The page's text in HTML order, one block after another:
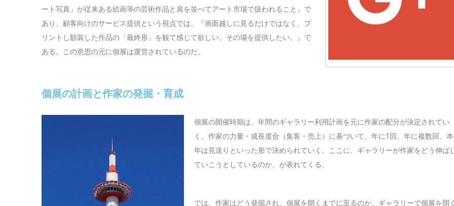
ート写真」が従来ある絵画等の芸術作品と肩を並べてアート市場で扱われること』で
あり、顧客向けのサービス提供という視点では、『画面越しに見るだけではなく、プ
リントし額装した作品の「最終形」を観て感じて欲しい。その場を提供したい。』で
ある。この意思の元に個展は運営されているのだ。
個展の計画と作家の発掘・育成
個展の開催時期は、年間のギャラリー利用計画を元に作家の配分が決定されてい
く。作家の力量・成長度合（集客・売上）に基づいて、年に1回、年に複数回、本
年は見送りといった形で決められていく。ここに、ギャラリーが作家をどう伸ば
ていこうとしているのか、が表れてくる。
では、作家はどう発掘され、個展を開くまでに至るのか。ギャラリーで個展を開